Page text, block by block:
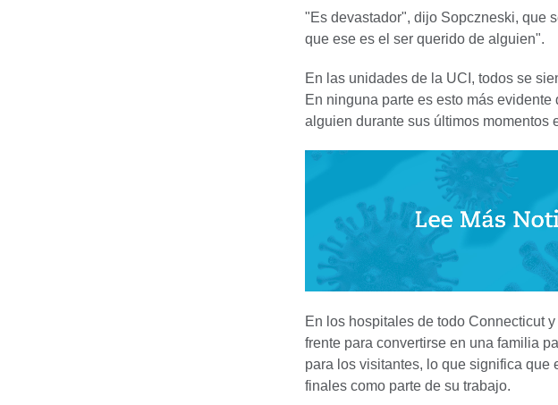
"Es devastador", dijo Sopczneski, que
que ese es el ser querido de alguien".
En las unidades de la UCI, todos se
En ninguna parte es esto más
alguien durante sus últimos momentos
En los hospitales de todo Connecticut
frente para convertirse en una familia
para los visitantes, lo que significa
finales como parte de su trabajo.